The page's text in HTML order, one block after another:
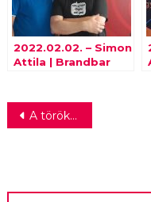
2022.02.02. – Simon
Attila | Brandbar
Bejegyzés
A törökök sem vesznek többé orosz olajat